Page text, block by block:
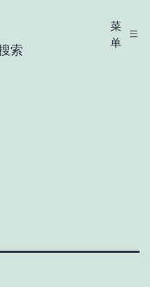
索
菜
单